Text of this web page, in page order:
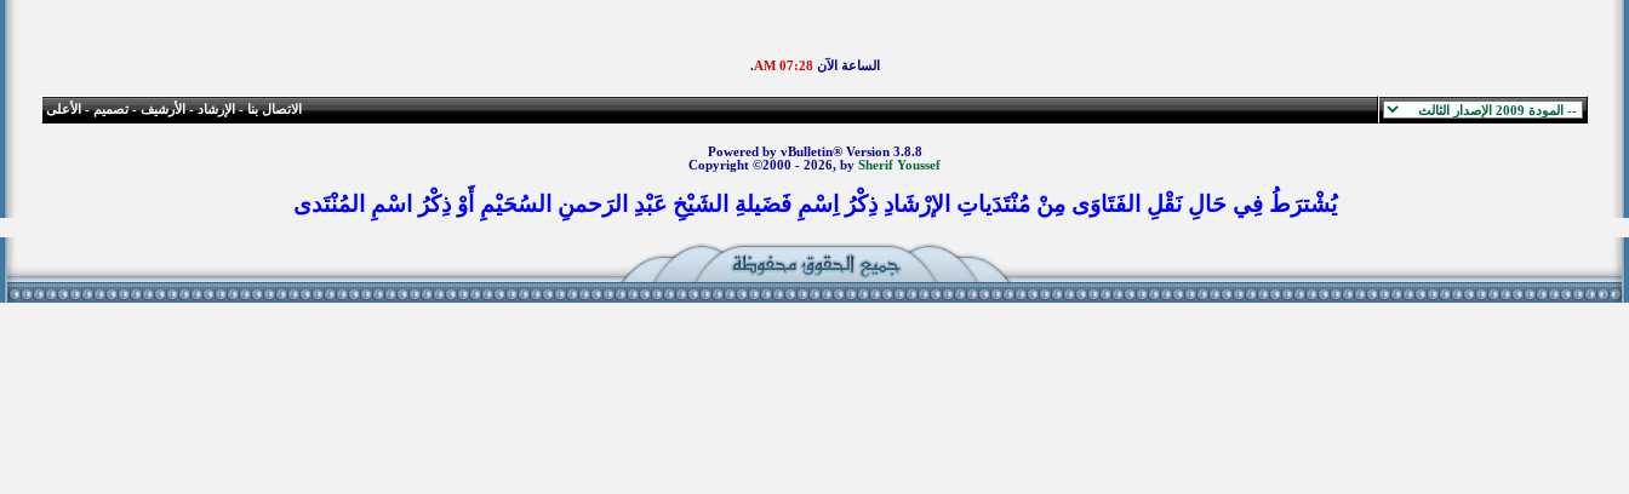
الساعة الآن07:28 AM
.
الاتصال بنا-الإرشاد-الأرشيف-تصميم-الأعلى
Powered by vBulletin® Version 3.8.8
Copyright ©2000 - 2026, by Sherif Youssef
يُشْترَطُ فِي حَالِ نَقْلِ الفَتَاوَى مِنْ مُنْتَدَياتِ الإرْشَادِ ذِكْرُ اِسْمِ فَضَيلةِ الشَيْخِ عَبْدِ الرَحمنِ السُحَيْمِ أَوْ ذِكْرُ اسْمِ المُنْتَدى